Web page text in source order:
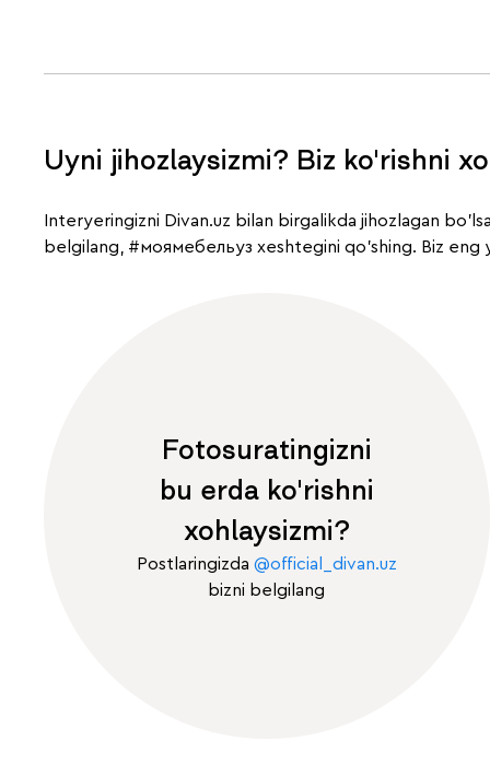
Uyni jihozlaysizmi? Biz ko'rishni
Interyeringizni Divan.uz bilan birgalikda jihozlagan
belgilang, #моямебельуз xeshtegini qo'shing. Biz eng
Fotosuratingizni
bu erda ko'rishni
xohlaysizmi?
Postlaringizda @official_divan.uz
bizni belgilang